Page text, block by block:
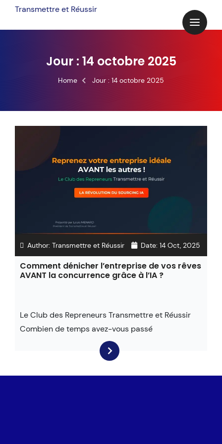
content
Transmettre et Réussir
Jour : 14 octobre 2025
Home Jour : 14 octobre 2025
Author: Transmettre et Réussir Date: 14 Oct, 2025
Comment dénicher l’entreprise de vos rêves
AVANT la concurrence grâce à l’IA ?
Le Club des Repreneurs Transmettre et Réussir
Combien de temps avez-vous passé